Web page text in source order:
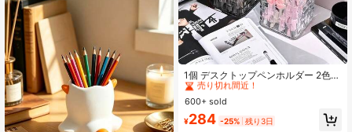
1個 デスクトップペンホルダー 2色展
開 4.13*2.95*2.95インチ クリアアク
リルデスクトップオーガナイザー -
ペンホルダーと収納ボックス オフィ
スや寮の日用品
#1 ベストセラー
に マルチカラー 鉛筆収納ボックス
売り切れ間近！
#1 ベストセラー
売り切れ間近！
#1 ベストセラー
売り切れ間近！
#1 ベストセラー
に マルチカラー 鉛筆収納ボックス
600+ sold
¥284 -25% 残り3日